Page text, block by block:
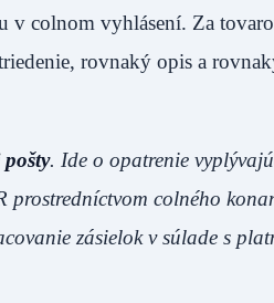
v colnom vyhlásení. Za
rovnaký opis a
. Ide o opatrenie
prostredníctvom colného
zásielok v súlade s